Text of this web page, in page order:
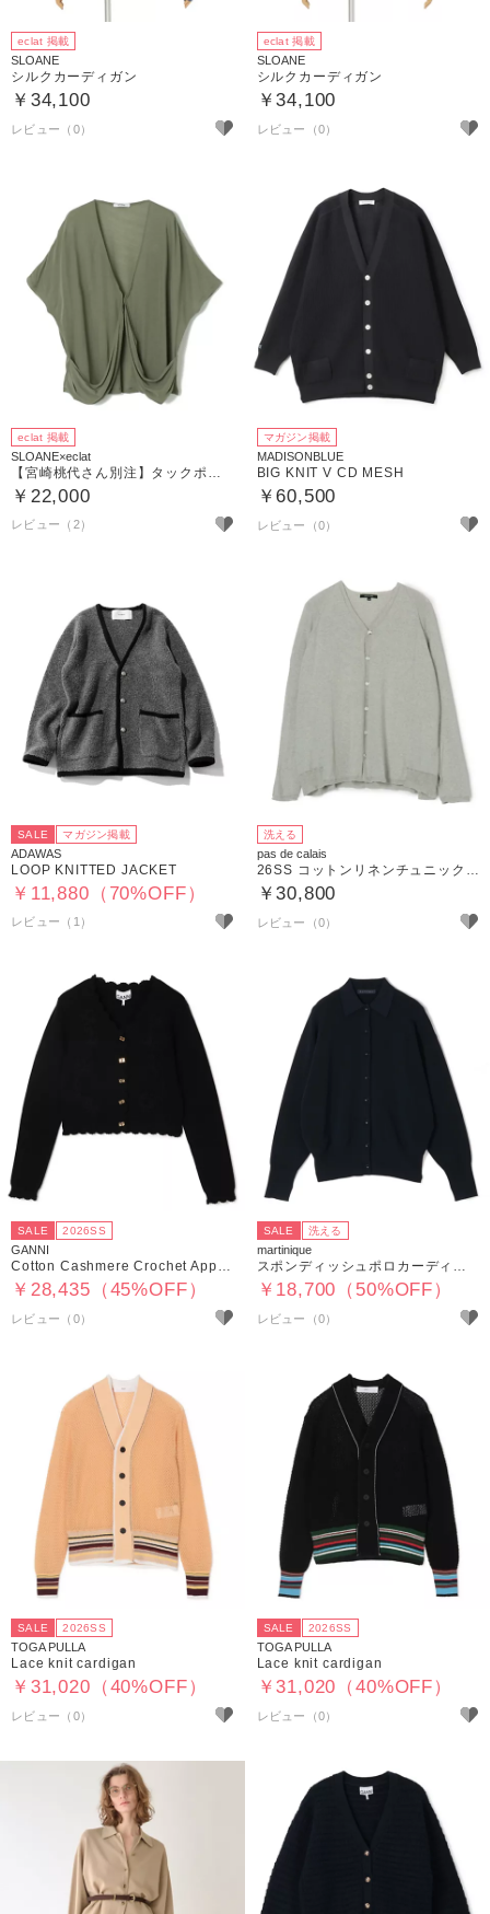
eclat 掲載
SLOANE
シルクカーディガン
￥34,100
eclat 掲載
SLOANE
シルクカーディガン
￥34,100
eclat 掲載
SLOANE×eclat
【宮崎桃代さん別注】タックポケットカーディガン
￥22,000
レビュー（2）
マガジン掲載
MADISONBLUE
BIG KNIT V CD MESH
￥60,500
SALE マガジン掲載
ADAWAS
LOOP KNITTED JACKET
￥11,880（70%OFF）
レビュー（1）
洗える
pas de calais
￥30,800
SALE 2026SS
GANNI
Cotton Cashmere Crochet Applique Cardigan
￥28,435（45%OFF）
SALE 洗える
martinique
スポンディッシュポロカーディガン
￥18,700（50%OFF）
SALE 2026SS
TOGA PULLA
Lace knit cardigan
￥31,020（40%OFF）
SALE 2026SS
TOGA PULLA
Lace knit cardigan
￥31,020（40%OFF）